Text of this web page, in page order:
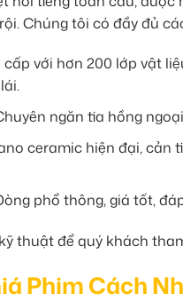
Chúng tôi có đầy đủ
cấp với hơn 200 lớp vật
ngăn tia hồng
ceramic hiện đại, cản
phổ thông, giá tốt,
thuật để quý khách
Phim Cách